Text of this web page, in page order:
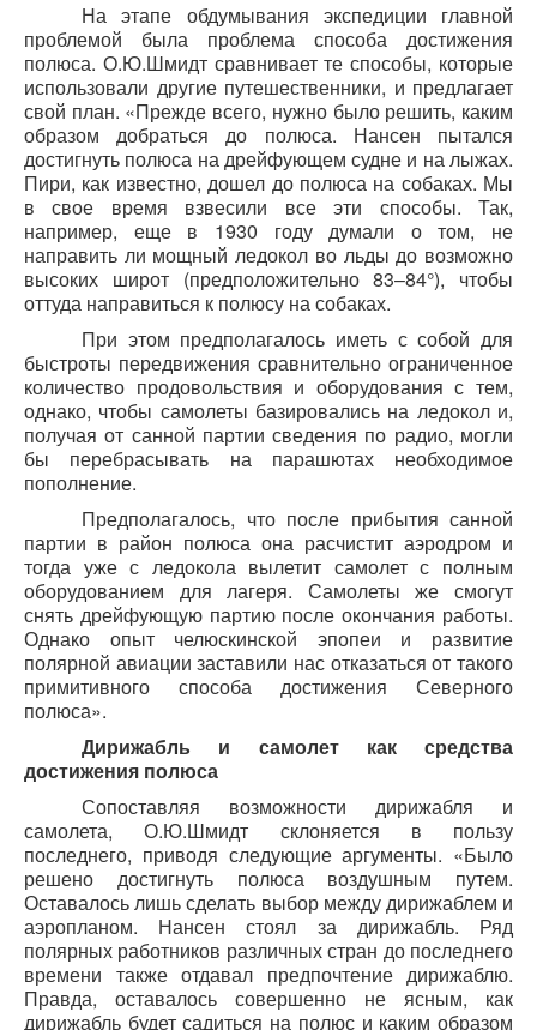
На этапе обдумывания экспедиции главной
проблемой была проблема способа достижения
полюса. О.Ю.Шмидт сравнивает те способы, которые
использовали другие путешественники, и предлагает
свой план. «Прежде всего, нужно было решить, каким
образом добраться до полюса. Нансен пытался
достигнуть полюса на дрейфующем судне и на лыжах.
Пири, как известно, дошел до полюса на собаках. Мы
в свое время взвесили все эти способы. Так,
например, еще в 1930 году думали о том, не
направить ли мощный ледокол во льды до возможно
высоких широт (предположительно 83–84°), чтобы
оттуда направиться к полюсу на собаках.
При этом предполагалось иметь с собой для
быстроты передвижения сравнительно ограниченное
количество продовольствия и оборудования с тем,
однако, чтобы самолеты базировались на ледокол и,
получая от санной партии сведения по радио, могли
бы перебрасывать на парашютах необходимое
пополнение.
Предполагалось, что после прибытия санной
партии в район полюса она расчистит аэродром и
тогда уже с ледокола вылетит самолет с полным
оборудованием для лагеря. Самолеты же смогут
снять дрейфующую партию после окончания работы.
Однако опыт челюскинской эпопеи и развитие
полярной авиации заставили нас отказаться от такого
примитивного способа достижения Северного
полюса».
Дирижабль и самолет как средства
достижения полюса
Сопоставляя возможности дирижабля и
самолета, О.Ю.Шмидт склоняется в пользу
последнего, приводя следующие аргументы. «Было
решено достигнуть полюса воздушным путем.
Оставалось лишь сделать выбор между дирижаблем и
аэропланом. Нансен стоял за дирижабль. Ряд
полярных работников различных стран до последнего
времени также отдавал предпочтение дирижаблю.
Правда, оставалось совершенно не ясным, как
дирижабль будет садиться на полюс и каким образом